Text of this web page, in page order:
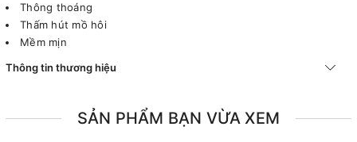
Thông thoáng
Thấm hút mồ hôi
Mềm mịn
Thông tin thương hiệu
SẢN PHẨM BẠN VỪA XEM